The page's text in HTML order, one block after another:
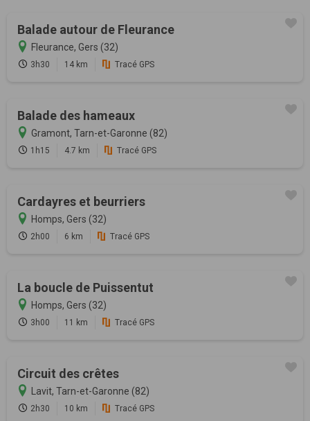
Balade autour de Fleurance
Fleurance, Gers (32)
3h30 14 km Tracé GPS
Balade des hameaux
Gramont, Tarn-et-Garonne (82)
1h15 4.7 km Tracé GPS
Cardayres et beurriers
Homps, Gers (32)
2h00 6 km Tracé GPS
La boucle de Puissentut
Homps, Gers (32)
3h00 11 km Tracé GPS
Circuit des crêtes
Lavit, Tarn-et-Garonne (82)
2h30 10 km Tracé GPS